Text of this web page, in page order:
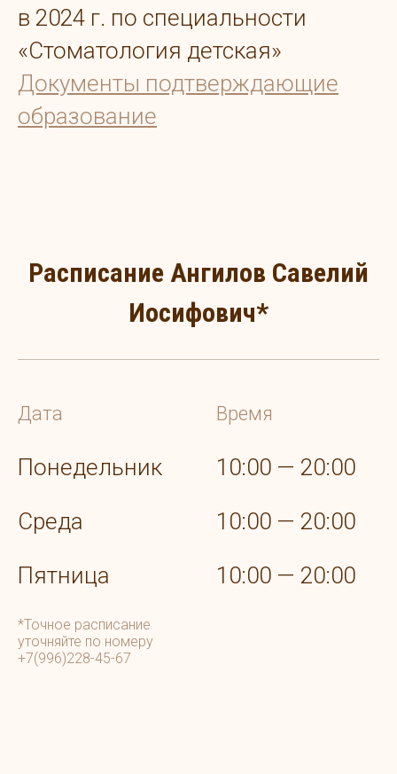
в 2024 г. по специальности
«Стоматология детская»
Документы подтверждающие
образование
Расписание Ангилов Савелий
Иосифович*
Дата Время
Понедельник 10:00 — 20:00
Среда 10:00 — 20:00
Пятница 10:00 — 20:00
*Точное расписание
уточняйте по номеру
+7(996)228-45-67